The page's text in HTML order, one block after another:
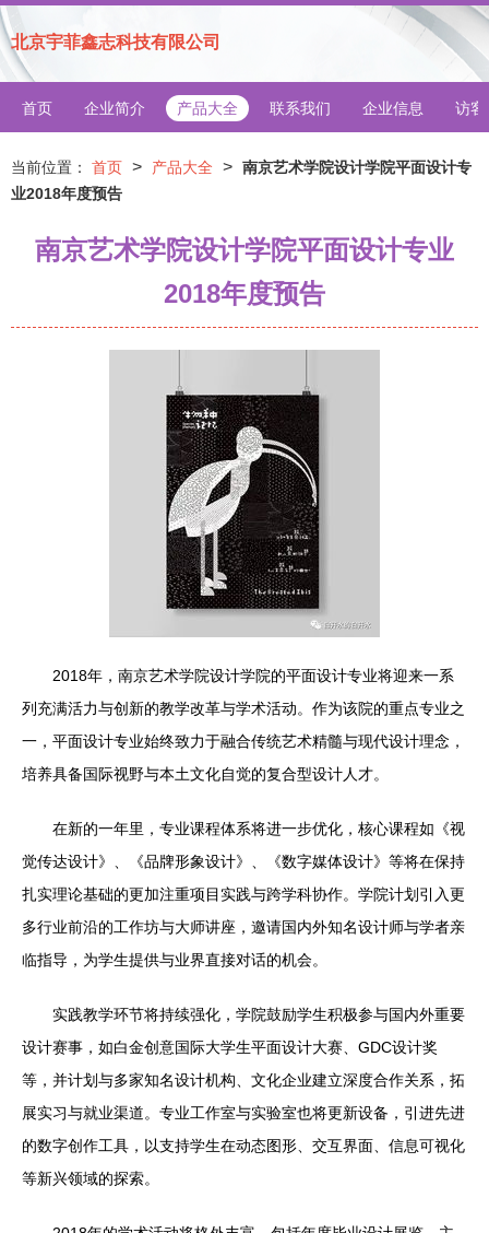
北京宇菲鑫志科技有限公司
首页 企业简介 产品大全 联系我们 企业信息 访客
当前位置： 首页 > 产品大全 > 南京艺术学院设计学院平面设计专
业2018年度预告
南京艺术学院设计学院平面设计专业
2018年度预告
2018年，南京艺术学院设计学院的平面设计专业将迎来一系
列充满活力与创新的教学改革与学术活动。作为该院的重点专业之
一，平面设计专业始终致力于融合传统艺术精髓与现代设计理念，
培养具备国际视野与本土文化自觉的复合型设计人才。
在新的一年里，专业课程体系将进一步优化，核心课程如《视
觉传达设计》、《品牌形象设计》、《数字媒体设计》等将在保持
扎实理论基础的更加注重项目实践与跨学科协作。学院计划引入更
多行业前沿的工作坊与大师讲座，邀请国内外知名设计师与学者亲
临指导，为学生提供与业界直接对话的机会。
实践教学环节将持续强化，学院鼓励学生积极参与国内外重要
设计赛事，如白金创意国际大学生平面设计大赛、GDC设计奖
等，并计划与多家知名设计机构、文化企业建立深度合作关系，拓
展实习与就业渠道。专业工作室与实验室也将更新设备，引进先进
的数字创作工具，以支持学生在动态图形、交互界面、信息可视化
等新兴领域的探索。